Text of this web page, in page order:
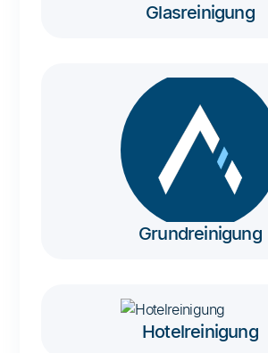
Glasreinigung
Grundreinigung
Hotelreinigung